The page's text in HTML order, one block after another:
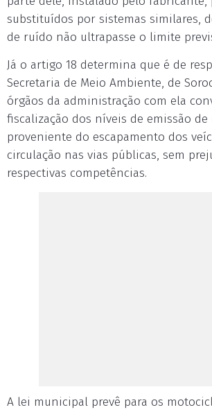
substituídos por sistemas similares,
de ruído não ultrapasse o limite
Já o artigo 18 determina que é de
Secretaria de Meio Ambiente, de
órgãos da administração com ela
fiscalização dos níveis de emissão
proveniente do escapamento dos
circulação nas vias públicas, sem
respectivas competências.
A lei municipal prevê para os